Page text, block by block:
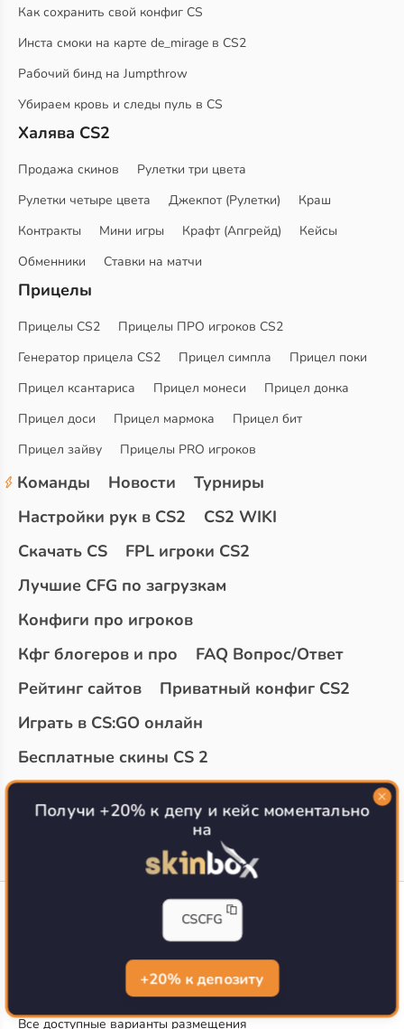
Как сохранить свой конфиг CS
Инста смоки на карте de_mirage в CS2
Рабочий бинд на Jumpthrow
Убираем кровь и следы пуль в CS
Халява CS2
Продажа скинов
Рулетки три цвета
Рулетки четыре цвета
Джекпот (Рулетки)
Краш
Контракты
Мини игры Крафт (Апгрейд)
Кейсы
Обменники
Ставки на матчи
Прицелы
Прицелы CS2
Прицелы ПРО игроков CS2
Генератор прицела CS2
Прицел симпла
Прицел поки
Прицел ксантариса
Прицел монеси
Прицел донка
Прицел доси
Прицел мармока
Прицел бит
Прицел зайву
Прицелы PRO игроков
Команды Новости
Турниры
Настройки рук в CS2
CS2 WIKI
Скачать CS
FPL игроки CS2
Лучшие CFG по загрузкам
Конфиги про игроков
Кфг блогеров и про
FAQ Вопрос/Ответ
Рейтинг сайтов
Приватный конфиг CS2
Играть в CS:GO онлайн
Бесплатные скины CS 2
CS-CONFIG.com © 2020-2026 г.
Политика конфиденциальности
РЕКЛАМА НА САЙТЕ
Все доступные варианты размещения
Получи +20% к депу и кейс моментально
на
CSCFG
+20% к депозиту